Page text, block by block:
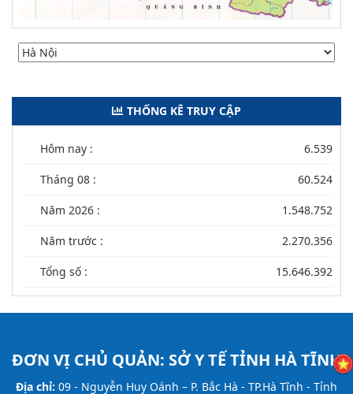
THỐNG KÊ TRUY CẬP
Hôm nay : 6.539
Tháng 08 : 60.524
Năm 2026 : 1.548.752
Năm trước : 2.270.356
Tổng số : 15.646.392
ĐƠN VỊ CHỦ QUẢN: SỞ Y TẾ TỈNH HÀ TĨNH
Địa chỉ: 09 - Nguyễn Huy Oánh – P. Bắc Hà - TP.Hà Tĩnh - Tỉnh